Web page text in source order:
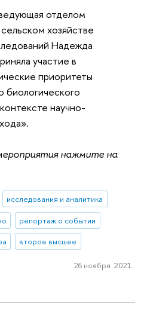
отделом
хозяйстве
Надежда
участие в
приоритеты
биологического
научно-
нажмите на
исследования и аналитика
репортаж о событии
второе высшее
26 ноября 2021